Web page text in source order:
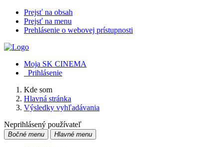
Prejsť na obsah
Prejsť na menu
Prehlásenie o webovej prístupnosti
Moja SK CINEMA
Prihlásenie
Kde som
Hlavná stránka
Výsledky vyhľadávania
Neprihlásený používateľ
Bočné menu Hlavné menu